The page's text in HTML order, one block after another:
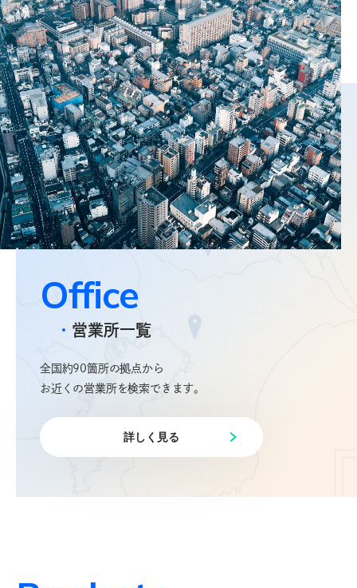
採用に関するお問合せ
048-667-5565
お問合せフォームはこちら
New graduate
新卒採用
明るい未来を創造しませんか。
中途採用
これまでの業種・職務経験を問わず、
Office
営業所一覧
全国約90箇所の拠点から
お近くの営業所を検索できます。
詳しく見る